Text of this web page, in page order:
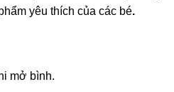
yêu thích của các bé.
mở bình.